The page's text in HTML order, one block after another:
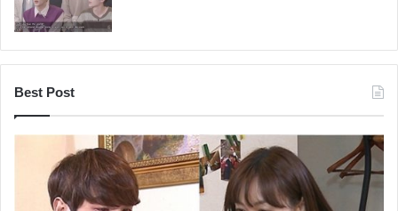
Best Post